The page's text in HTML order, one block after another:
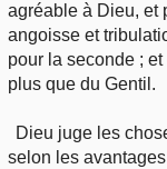
agréable à Dieu, et
angoisse et
pour la seconde ;
plus que du Gentil.
Dieu juge les
selon les